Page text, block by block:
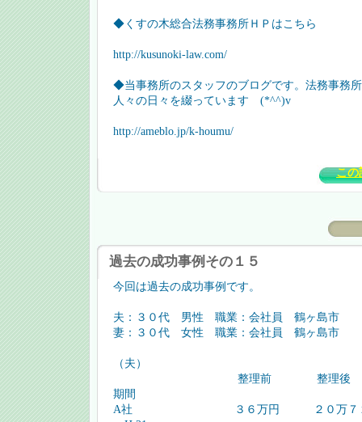
◆くすの木総合法務事務所ＨＰはこちら
http://kusunoki-law.com/
◆当事務所のスタッフのブログです。法務事務
人々の日々を綴っています (*^^)v
http://ameblo.jp/k-houmu/
この
過去の成功事例その１５
今回は過去の成功事例です。
夫：３０代 男性 職業：会社員 鶴ヶ島市
妻：３０代 女性 職業：会社員 鶴ヶ島市
（夫）
整理前 整理
期間
A社 ３６万円 ２０万７２